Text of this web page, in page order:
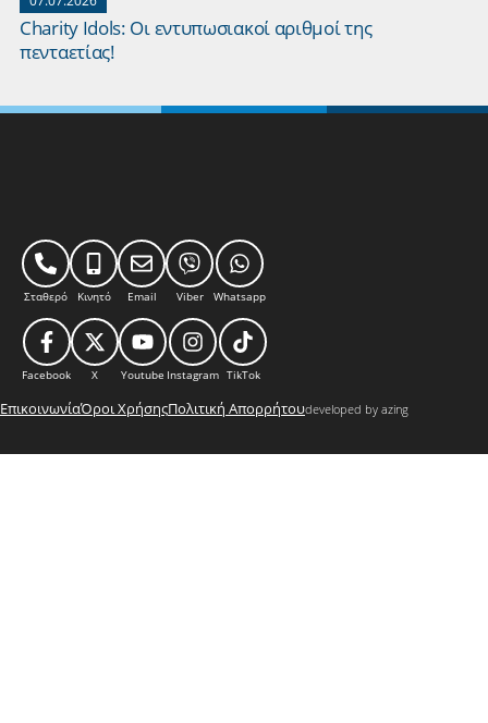
Charity Idols: Οι εντυπωσιακοί αριθμοί της
πενταετίας!
Σταθερό Κινητό Email Viber Whatsapp
Facebook X Youtube Instagram TikTok
ΕπικοινωνίαΌροι ΧρήσηςΠολιτική Απορρήτουdeveloped by azing